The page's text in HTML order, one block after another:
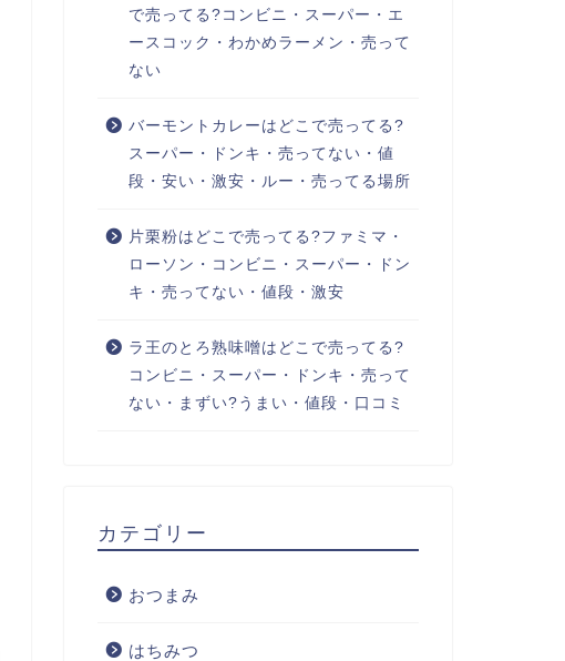
で売ってる?コンビニ・スーパー・エ
ースコック・わかめラーメン・売って
ない
バーモントカレーはどこで売ってる?
スーパー・ドンキ・売ってない・値
段・安い・激安・ルー・売ってる場所
片栗粉はどこで売ってる?ファミマ・
ローソン・コンビニ・スーパー・ドン
キ・売ってない・値段・激安
ラ王のとろ熟味噌はどこで売ってる?
コンビニ・スーパー・ドンキ・売って
ない・まずい?うまい・値段・口コミ
カテゴリー
おつまみ
はちみつ